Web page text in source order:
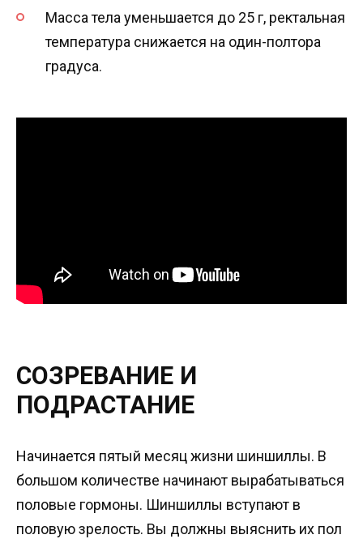
Масса тела уменьшается до 25 г, ректальная
температура снижается на один-полтора
градуса.
СОЗРЕВАНИЕ И
ПОДРАСТАНИЕ
Начинается пятый месяц жизни шиншиллы. В
большом количестве начинают вырабатываться
половые гормоны. Шиншиллы вступают в
половую зрелость. Вы должны выяснить их пол